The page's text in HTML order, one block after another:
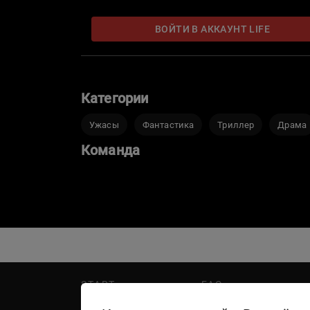
ВОЙТИ В АККАУНТ LIFE
Категории
Ужасы Фантастика Триллер Драма
Команда
START
FAQ